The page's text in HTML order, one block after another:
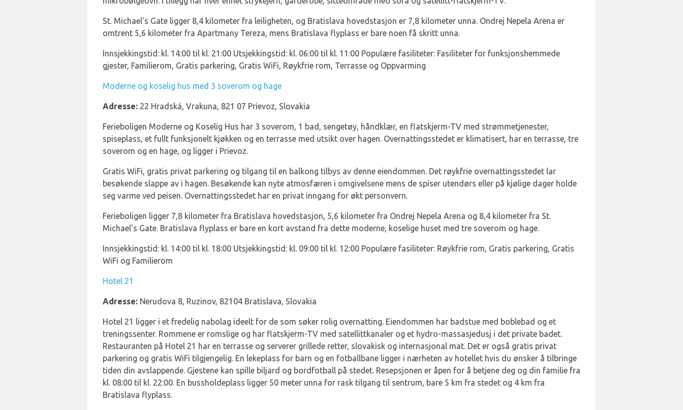
St. Michael's Gate ligger 8,4 kilometer fra leiligheten, og Bratislava hovedstasjon er 7,8 kilometer unna. Ondrej Nepela Arena er
omtrent 5,6 kilometer fra Apartmany Tereza, mens Bratislava flyplass er bare noen få skritt unna.
Innsjekkingstid: kl. 14:00 til kl. 21:00 Utsjekkingstid: kl. 06:00 til kl. 11:00 Populære fasiliteter: Fasiliteter for funksjonshemmede
gjester, Familierom, Gratis parkering, Gratis WiFi, Røykfrie rom, Terrasse og Oppvarming
Moderne og koselig hus med 3 soverom og hage
Adresse: 22 Hradská, Vrakuna, 821 07 Prievoz, Slovakia
Ferieboligen Moderne og Koselig Hus har 3 soverom, 1 bad, sengetøy, håndklær, en flatskjerm-TV med strømmetjenester,
spiseplass, et fullt funksjonelt kjøkken og en terrasse med utsikt over hagen. Overnattingsstedet er klimatisert, har en terrasse, tre
soverom og en hage, og ligger i Prievoz.
Gratis WiFi, gratis privat parkering og tilgang til en balkong tilbys av denne eiendommen. Det røykfrie overnattingsstedet lar
besøkende slappe av i hagen. Besøkende kan nyte atmosfæren i omgivelsene mens de spiser utendørs eller på kjølige dager holde
seg varme ved peisen. Overnattingsstedet har en privat inngang for økt personvern.
Ferieboligen ligger 7,8 kilometer fra Bratislava hovedstasjon, 5,6 kilometer fra Ondrej Nepela Arena og 8,4 kilometer fra St.
Michael's Gate. Bratislava flyplass er bare en kort avstand fra dette moderne, koselige huset med tre soverom og hage.
Innsjekkingstid: kl. 14:00 til kl. 18:00 Utsjekkingstid: kl. 09:00 til kl. 12:00 Populære fasiliteter: Røykfrie rom, Gratis parkering, Gratis
WiFi og Familierom
Hotel 21
Adresse: Nerudova 8, Ruzinov, 82104 Bratislava, Slovakia
Hotel 21 ligger i et fredelig nabolag ideelt for de som søker rolig overnatting. Eiendommen har badstue med boblebad og et
treningssenter. Rommene er romslige og har flatskjerm-TV med satellittkanaler og et hydro-massasjedusj i det private badet.
Restauranten på Hotel 21 har en terrasse og serverer grillede retter, slovakisk og internasjonal mat. Det er også gratis privat
parkering og gratis WiFi tilgjengelig. En lekeplass for barn og en fotballbane ligger i nærheten av hotellet hvis du ønsker å tilbringe
tiden din avslappende. Gjestene kan spille biljard og bordfotball på stedet. Resepsjonen er åpen for å betjene deg og din familie fra
kl. 08:00 til kl. 22:00. En bussholdeplass ligger 50 meter unna for rask tilgang til sentrum, bare 5 km fra stedet og 4 km fra
Bratislava flyplass.